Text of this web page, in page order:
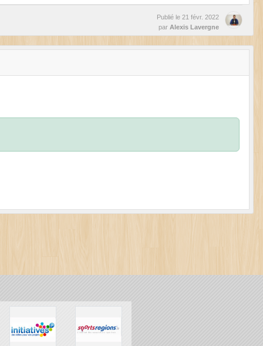
Publié le 21 févr. 2022
par Alexis Lavergne